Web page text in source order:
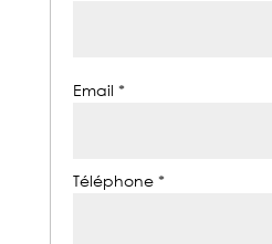
Email *
Téléphone *